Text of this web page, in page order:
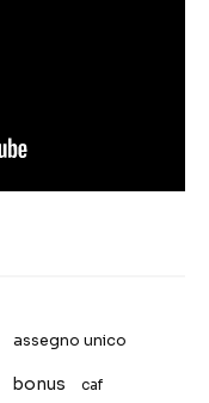
assegno unico
bonus caf